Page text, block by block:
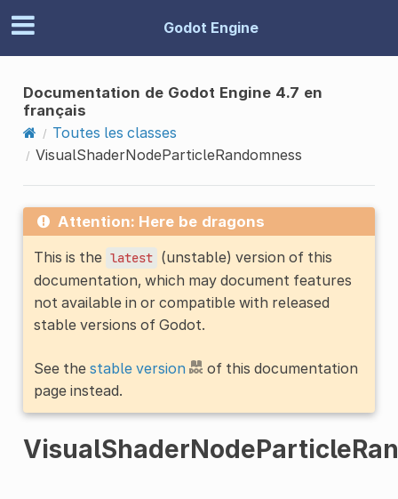
Godot Engine
Documentation de Godot Engine 4.7 en
français
Toutes les classes
VisualShaderNodeParticleRandomness
Attention: Here be dragons
This is the latest (unstable) version of this
documentation, which may document features
not available in or compatible with released
stable versions of Godot.
See the stable version
of this documentation
page instead.